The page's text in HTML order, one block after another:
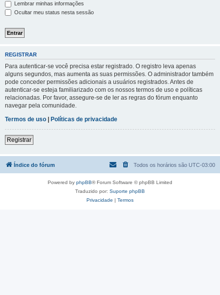
Lembrar minhas informações
Ocultar meu status nesta sessão
REGISTRAR
Para autenticar-se você precisa estar registrado. O registro leva apenas
alguns segundos, mas aumenta as suas permissões. O administrador também
pode conceder permissões adicionais a usuários registrados. Antes de
autenticar-se esteja familiarizado com os nossos termos de uso e políticas
relacionadas. Por favor, assegure-se de ler as regras do fórum enquanto
navegar pela comunidade.
Termos de uso | Políticas de privacidade
Registrar
Índice do fórum Todos os horários são UTC-03:00
Powered by phpBB® Forum Software © phpBB Limited
Traduzido por: Suporte phpBB
Privacidade | Termos